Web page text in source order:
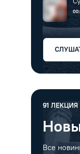
91 ЛЕКЦИЯ
Все